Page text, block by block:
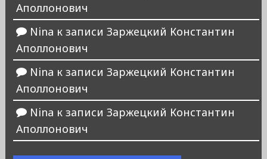
Аполлонович
Nina к записи Заржецкий Константин
Аполлонович
Nina к записи Заржецкий Константин
Аполлонович
Nina к записи Заржецкий Константин
Аполлонович